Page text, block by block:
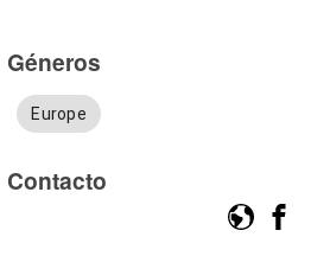
Géneros
Europe
Contacto